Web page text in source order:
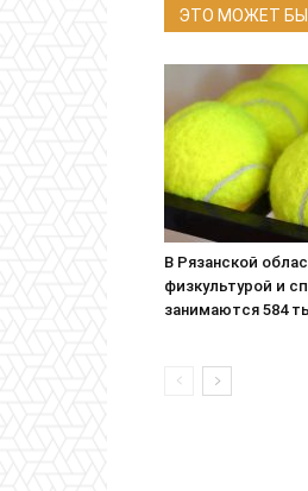
ЭТО МОЖЕТ
В Рязанской
физкультурой и
занимаются 584